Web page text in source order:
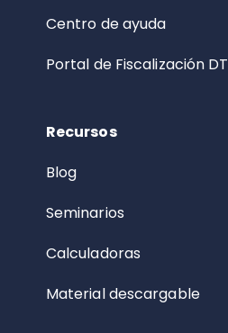
Centro de ayuda
Portal de Fiscalización DT
Recursos
Blog
Seminarios
Calculadoras
Material descargable